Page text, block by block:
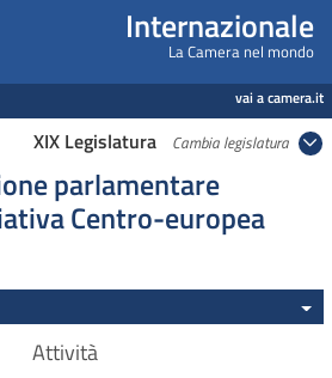
dei Deputati -
Internazionale
La Camera nel mondo
vai a camera.it
XIX Legislatura Cambia legislatura
parlamentare
Centro-europea
Attività
di servizio